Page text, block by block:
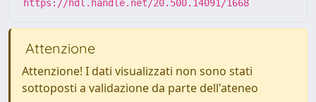
https://hdl.handle.net/20.500.14091/1668
Attenzione
Attenzione! I dati visualizzati non sono stati
sottoposti a validazione da parte dell'ateneo